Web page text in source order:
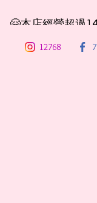
🤗本店經營超過
都有新貨上架更
做畢
12768